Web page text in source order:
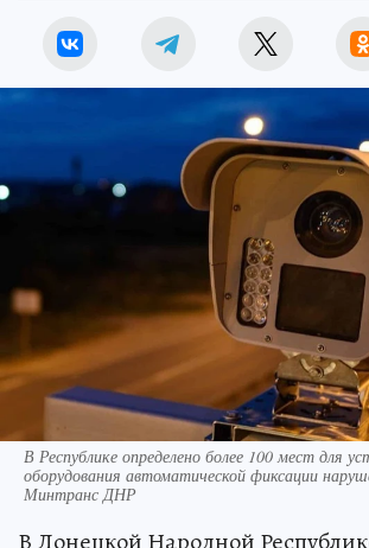
В Республике определено более 100 мест для
оборудования автоматической фиксации
Минтранс ДНР